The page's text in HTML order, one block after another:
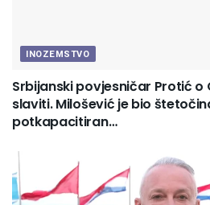
INOZEMSTVO
Srbijanski povjesničar Protić o
slaviti. Milošević je bio
potkapacitiran…